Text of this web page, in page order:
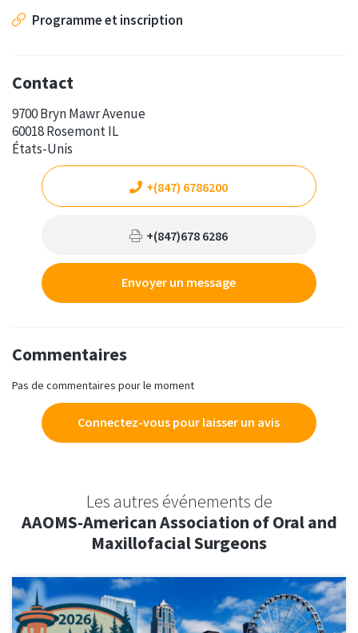
Programme et inscription
Contact
9700 Bryn Mawr Avenue
60018 Rosemont IL
États-Unis
+(847) 6786200
+(847)678 6286
Envoyer un message
Commentaires
Pas de commentaires pour le moment
Connectez-vous pour laisser un avis
Les autres événements de
AAOMS-American Association of Oral and
Maxillofacial Surgeons